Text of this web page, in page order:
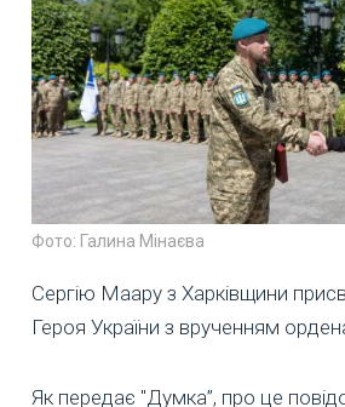
Фото: Галина Мінаєва
Сергію Маару з Харківщини
Героя України з врученням
Як передає "Думка”, про це